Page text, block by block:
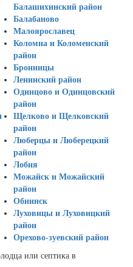
Балашихинский район
Балабаново
Малоярославец
Коломна и Коломенский
район
Бронницы
Ленинский район
Одинцово и Одинцовский
район
Щелково и Щелковский
район
Люберцы и Люберецкий
район
Лобня
Можайск и Можайский
район
Обнинск
Луховицы и Луховицкий
район
Орехово-зуевский район